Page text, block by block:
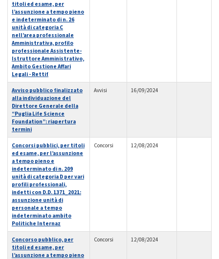
titoli ed esame, per
l’assunzione a tempo pieno
e indeterminato di n. 26
unità di categoria C
nell’area professionale
Amministrativa, profilo
professionale Assistente-
Istruttore Amministrativo,
Ambito Gestione Affari
Legali - Rettif
Avviso pubblico finalizzato
alla individuazione del
Direttore Generale della
“Puglia Life Science
Foundation”: riapertura
termini
Avvisi 16/09/2024
Concorsi pubblici, per titoli
ed esame, per l’assunzione
a tempo pieno e
indeterminato di n. 209
unità di categoria D per vari
profili professionali,
indetti con D.D. 1371_2021:
assunzione unità di
personale a tempo
indeterminato ambito
Politiche Internaz
Concorsi 12/08/2024
Concorso pubblico, per
titoli ed esame, per
l’assunzione a tempo pieno
Concorsi 12/08/2024